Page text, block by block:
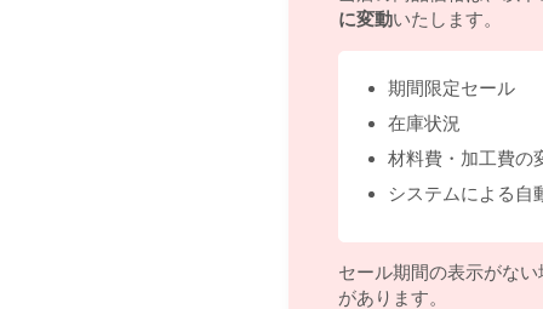
に変動いたします。
期間限定セール
在庫状況
材料費・加工費の
システムによる自
セール期間の表示がな
があります。